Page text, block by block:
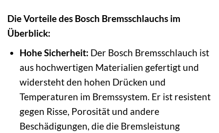
Die Vorteile des Bosch Bremsschlauchs im
Überblick:
Hohe Sicherheit: Der Bosch Bremsschlauch ist
aus hochwertigen Materialien gefertigt und
widersteht den hohen Drücken und
Temperaturen im Bremssystem. Er ist resistent
gegen Risse, Porosität und andere
Beschädigungen, die die Bremsleistung